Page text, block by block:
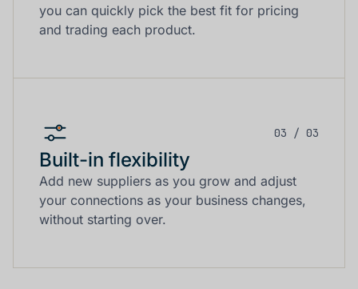
you can quickly pick the best fit for pricing
and trading each product.
03 / 03
Built-in flexibility
Add new suppliers as you grow and adjust
your connections as your business changes,
without starting over.